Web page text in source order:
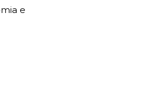
e